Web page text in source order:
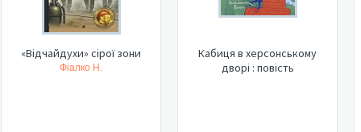
«Відчайдухи» сірої зони
Фіалко Н.
Кабиця в херсонському
дворі : повість